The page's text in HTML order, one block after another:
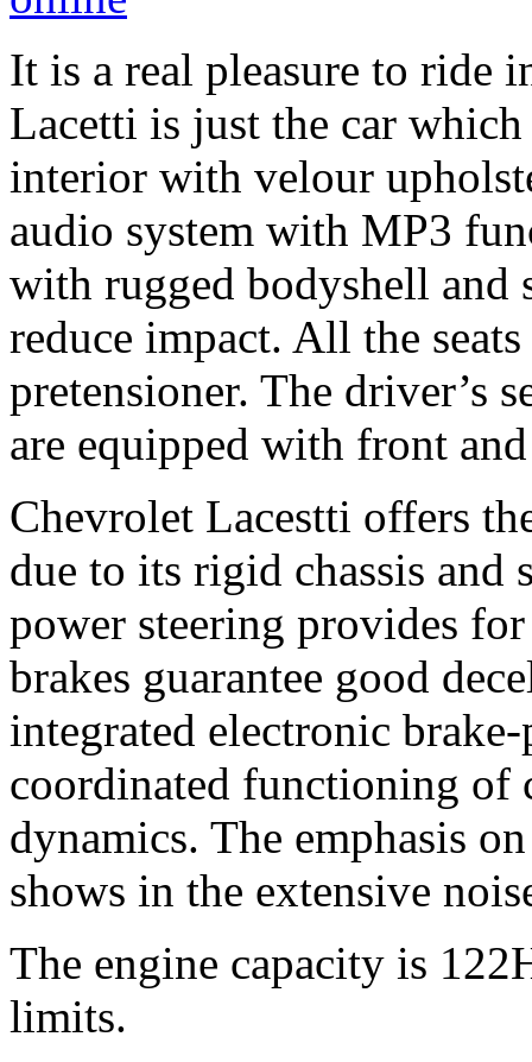
It is a real pleasure to ride
Lacetti is just the car
interior with velour
audio system with MP3
with rugged bodyshell and
reduce impact. All the
pretensioner. The driver’s
are equipped with front
Chevrolet Lacestti offers
due to its rigid chassis and
power steering provides
brakes guarantee good
integrated electronic
coordinated functioning of
dynamics. The emphasis
shows in the extensive
The engine capacity is
limits.